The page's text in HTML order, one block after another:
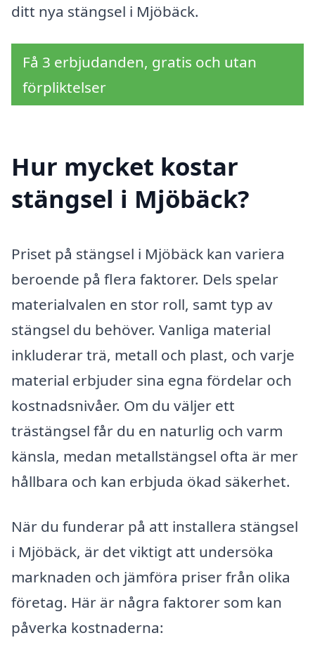
ditt nya stängsel i Mjöbäck.
Få 3 erbjudanden, gratis och utan
förpliktelser
Hur mycket kostar
stängsel i Mjöbäck?
Priset på stängsel i Mjöbäck kan variera
beroende på flera faktorer. Dels spelar
materialvalen en stor roll, samt typ av
stängsel du behöver. Vanliga material
inkluderar trä, metall och plast, och varje
material erbjuder sina egna fördelar och
kostnadsnivåer. Om du väljer ett
trästängsel får du en naturlig och varm
känsla, medan metallstängsel ofta är mer
hållbara och kan erbjuda ökad säkerhet.
När du funderar på att installera stängsel
i Mjöbäck, är det viktigt att undersöka
marknaden och jämföra priser från olika
företag. Här är några faktorer som kan
påverka kostnaderna: